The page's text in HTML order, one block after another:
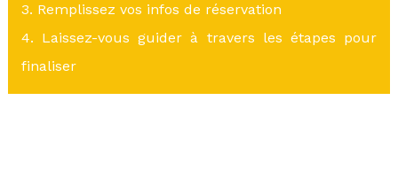
3. Remplissez vos infos de réservation
4. Laissez-vous guider à travers les étapes pour
finaliser